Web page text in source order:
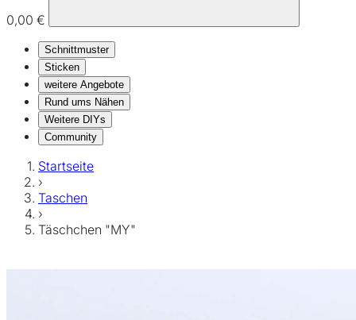
0,00 €
Schnittmuster
Sticken
weitere Angebote
Rund ums Nähen
Weitere DIYs
Community
Startseite
›
Taschen
›
Täschchen "MY"